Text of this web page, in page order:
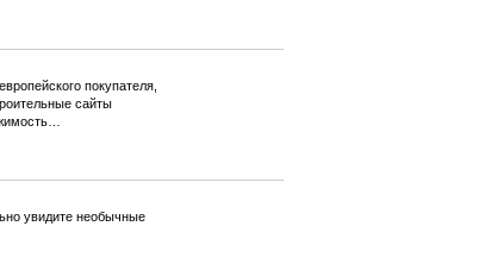
покупателя,
сайты
увидите необычные